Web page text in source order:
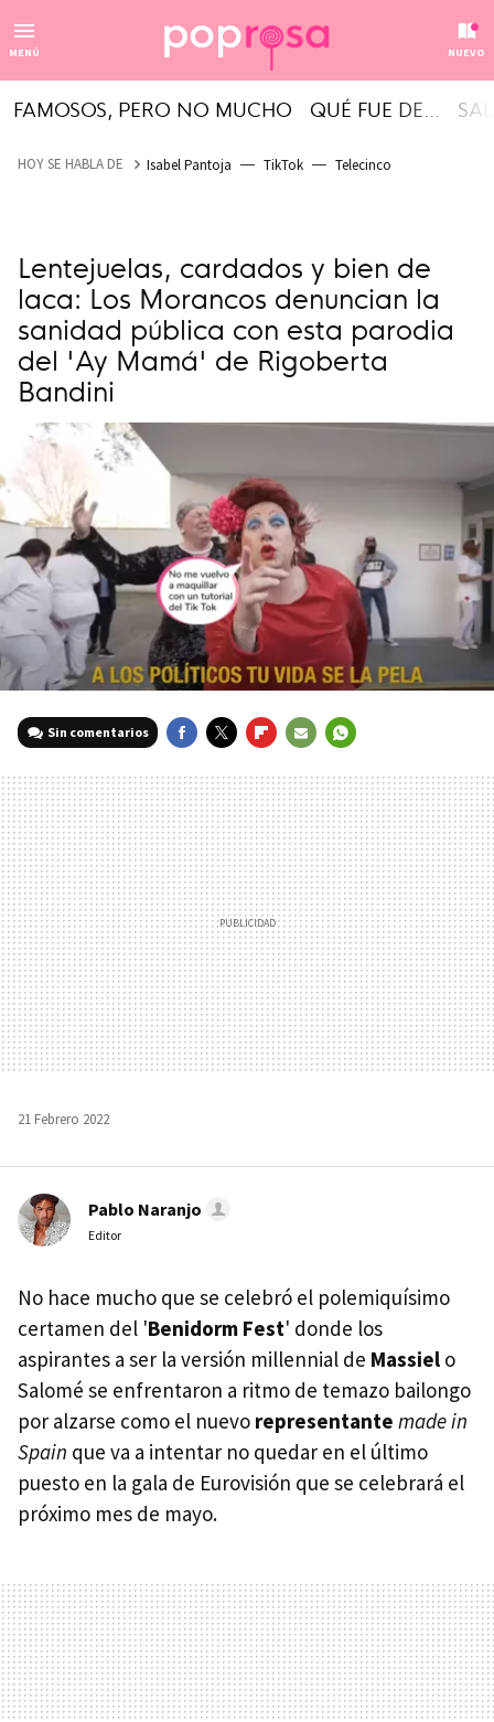
MENÚ NUEVO
FAMOSOS, PERO NO MUCHO QUÉ FUE DE...
HOY SE HABLA DE Isabel Pantoja TikTok Telecinco
Lentejuelas, cardados y bien de
laca: Los Morancos denuncian la
sanidad pública con esta parodia
del 'Ay Mamá' de Rigoberta
Bandini
Sin comentarios
MAIL
21 Febrero 2022
Pablo Naranjo
Editor
No hace mucho que se celebró el polemiquísimo
certamen del 'Benidorm Fest' donde los
aspirantes a ser la versión millennial de Massiel o
Salomé se enfrentaron a ritmo de temazo bailongo
por alzarse como el nuevo representante made in
Spain que va a intentar no quedar en el último
puesto en la gala de Eurovisión que se celebrará el
próximo mes de mayo.